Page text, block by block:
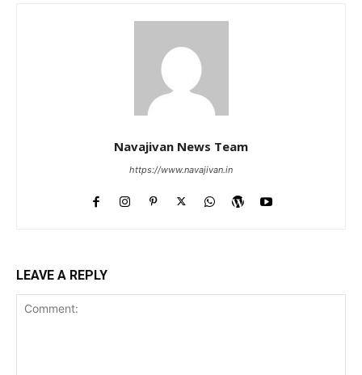
Navajivan News Team
https://www.navajivan.in
LEAVE A REPLY